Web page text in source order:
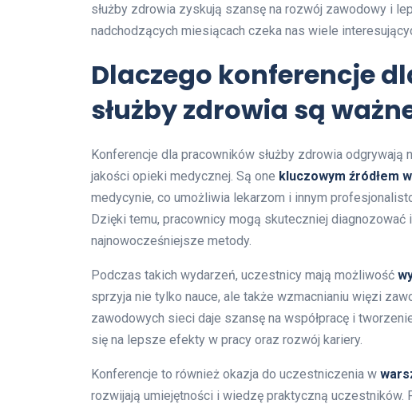
służby zdrowia zyskują szansę na rozwój zawodowy i
nadchodzących miesiącach czeka nas wiele
Dlaczego konferencje
służby zdrowia są
Konferencje dla pracowników służby zdrowia
jakości opieki medycznej. Są one kluczowym źródłem
medycynie, co umożliwia lekarzom i innym
Dzięki temu, pracownicy mogą skuteczniej
najnowocześniejsze metody.
Podczas takich wydarzeń, uczestnicy mają możliwość
sprzyja nie tylko nauce, ale także wzmacnianiu więzi
zawodowych sieci daje szansę na współpracę i
się na lepsze efekty w pracy oraz rozwój kariery.
Konferencje to również okazja do uczestniczenia w
rozwijają umiejętności i wiedzę praktyczną uczestników.